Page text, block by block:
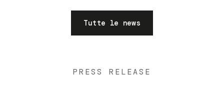
Tutte le news
PRESS RELEASE